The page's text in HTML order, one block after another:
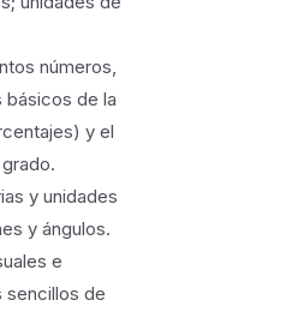
números,
de la
y el
y unidades
y ángulos.
e
sencillos de